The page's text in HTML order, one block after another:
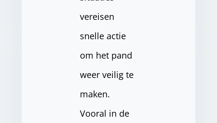
vereisen
snelle actie
om het pand
weer veilig te
maken.
Vooral in de